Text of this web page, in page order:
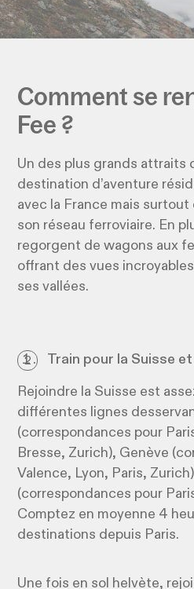
Comment se
Fee ?
Un des plus grands attraits
destination d’aventure
avec la France mais surtout
son réseau ferroviaire. En
regorgent de wagons aux
offrant des vues
ses vallées.
Train pour la Suisse
Rejoindre la Suisse est
différentes lignes
(correspondances pour
Bresse, Zurich), Genève
Valence, Lyon, Paris,
(correspondances pour
Comptez en moyenne 4
destinations depuis Paris.
Une fois en sol helvète,